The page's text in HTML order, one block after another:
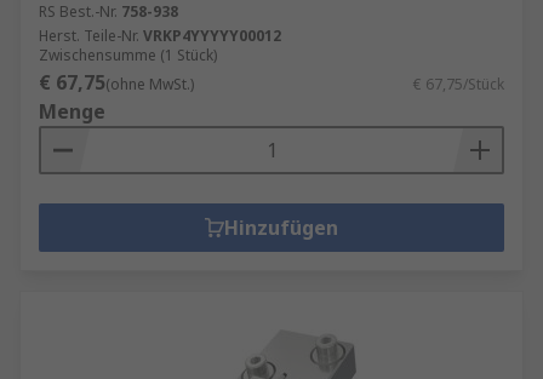
RS Best.-Nr. 758-938
Herst. Teile-Nr. VRKP4YYYYY00012
Zwischensumme (1 Stück)
€ 67,75(ohne MwSt.) € 67,75/Stück
Menge
Hinzufügen